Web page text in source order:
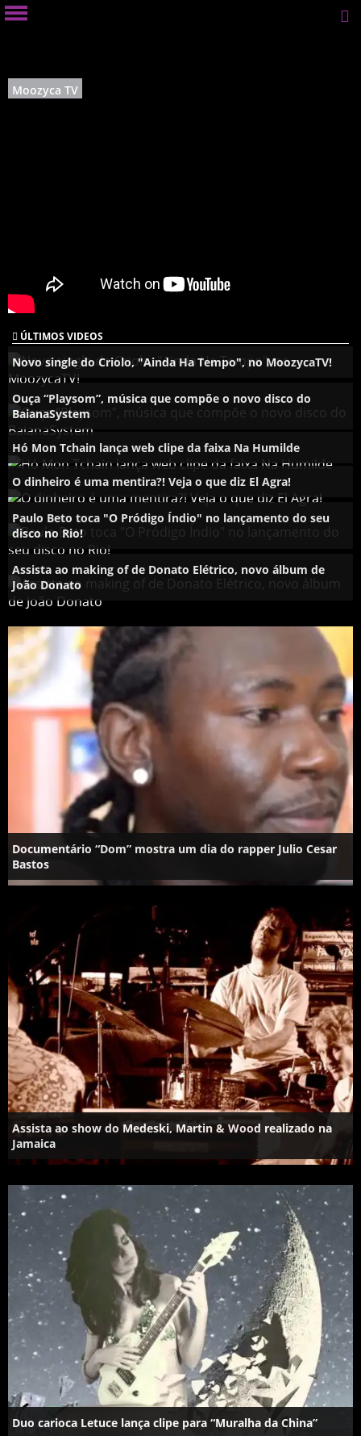
Moozyca TV
ÚLTIMOS VIDEOS
Novo single do Criolo, "Ainda Ha Tempo", no MoozycaTV!
Ouça “Playsom”, música que compõe o novo disco do
BaianaSystem
Hó Mon Tchain lança web clipe da faixa Na Humilde
O dinheiro é uma mentira?! Veja o que diz El Agra!
Paulo Beto toca "O Pródigo Índio" no lançamento do seu
disco no Rio!
Assista ao making of de Donato Elétrico, novo álbum de
João Donato
Documentário “Dom” mostra um dia do rapper Julio Cesar
Bastos
Assista ao show do Medeski, Martin & Wood realizado na
Jamaica
Duo carioca Letuce lança clipe para “Muralha da China”